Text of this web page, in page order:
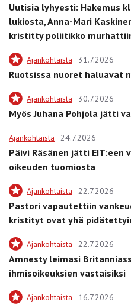
Uutisia lyhyesti: Hakemus
lukiosta, Anna-Mari
kristitty poliitikko
Ajankohtaista 31.7.2026
Ruotsissa nuoret haluavat
Ajankohtaista 30.7.2026
Myös Juhana Pohjola jätti
Ajankohtaista 24.7.2026
Päivi Räsänen jätti EIT:een
oikeuden tuomiosta
Ajankohtaista 22.7.2026
Pastori vapautettiin
kristityt ovat yhä
Ajankohtaista 22.7.2026
Amnesty leimasi
ihmisoikeuksien vastaisiksi
Ajankohtaista 16.7.2026